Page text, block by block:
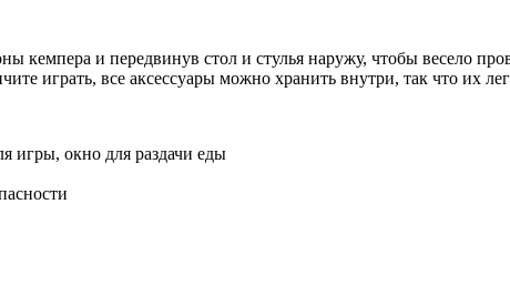
кемпера и передвинув стол и стулья наружу, чтобы весело
играть, все аксессуары можно хранить внутри, так что их
игры, окно для раздачи еды